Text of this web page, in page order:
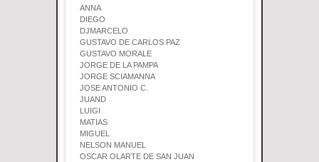
ANNA
DIEGO
DJMARCELO
GUSTAVO DE CARLOS PAZ
GUSTAVO MORALE
JORGE DE LA PAMPA
JORGE SCIAMANNA
JOSE ANTONIO C.
JUAND
LUIGI
MATIAS
MIGUEL
NELSON MANUEL
OSCAR OLARTE DE SAN JUAN